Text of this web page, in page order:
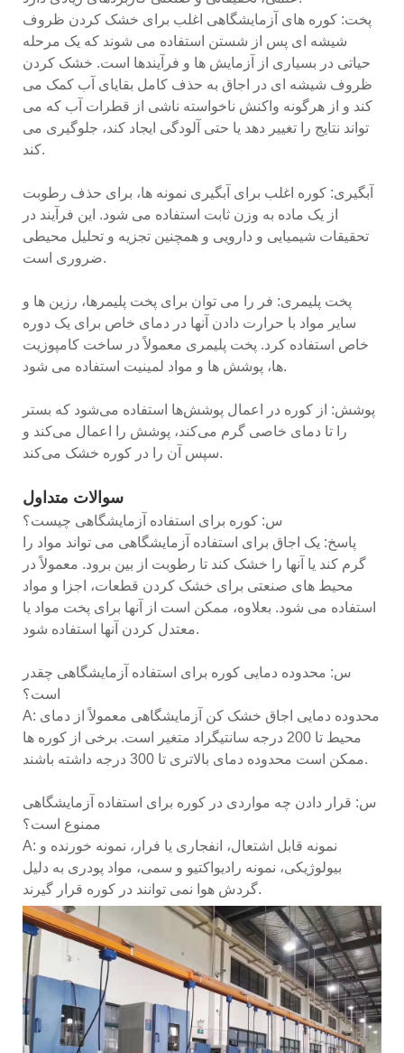
پخت: کوره های آزمایشگاهی اغلب برای خشک کردن ظروف
شیشه ای پس از شستن استفاده می شوند که یک مرحله
حیاتی در بسیاری از آزمایش ها و فرآیندها است. خشک کردن
ظروف شیشه ای در اجاق به حذف کامل بقایای آب کمک می
کند و از هرگونه واکنش ناخواسته ناشی از قطرات آب که می
تواند نتایج را تغییر دهد یا حتی آلودگی ایجاد کند، جلوگیری می
کند.
آبگیری: کوره اغلب برای آبگیری نمونه ها، برای حذف رطوبت
از یک ماده به وزن ثابت استفاده می شود. این فرآیند در
تحقیقات شیمیایی و دارویی و همچنین تجزیه و تحلیل محیطی
ضروری است.
پخت پلیمری: فر را می توان برای پخت پلیمرها، رزین ها و
سایر مواد با حرارت دادن آنها در دمای خاص برای یک دوره
خاص استفاده کرد. پخت پلیمری معمولاً در ساخت کامپوزیت
ها، پوشش ها و مواد لمینیت استفاده می شود.
پوشش: از کوره در اعمال پوشش‌ها استفاده می‌شود که بستر
را تا دمای خاصی گرم می‌کند، پوشش را اعمال می‌کند و
سپس آن را در کوره خشک می‌کند.
سوالات متداول
س: کوره برای استفاده آزمایشگاهی چیست؟
پاسخ: یک اجاق برای استفاده آزمایشگاهی می تواند مواد را
گرم کند یا آنها را خشک کند تا رطوبت از بین برود. معمولاً در
محیط های صنعتی برای خشک کردن قطعات، اجزا و مواد
استفاده می شود. بعلاوه، ممکن است از آنها برای پخت مواد یا
معتدل کردن آنها استفاده شود.
س: محدوده دمایی کوره برای استفاده آزمایشگاهی چقدر
است؟
A: محدوده دمایی اجاق خشک کن آزمایشگاهی معمولاً از دمای
محیط تا 200 درجه سانتیگراد متغیر است. برخی از کوره ها
ممکن است محدوده دمای بالاتری تا 300 درجه داشته باشند.
س: قرار دادن چه مواردی در کوره برای استفاده آزمایشگاهی
ممنوع است؟
A: نمونه قابل اشتعال، انفجاری یا فرار، نمونه خورنده و
بیولوژیکی، نمونه رادیواکتیو و سمی، مواد پودری به دلیل
گردش هوا نمی توانند در کوره قرار گیرند.